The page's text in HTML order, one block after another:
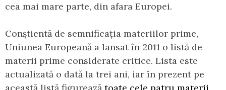
cea mai mare parte, din afara Europei.
Conștientă de semnificația materiilor prime,
Uniunea Europeană a lansat în 2011 o listă de
materii prime considerate critice. Lista este
actualizată o dată la trei ani, iar în prezent pe